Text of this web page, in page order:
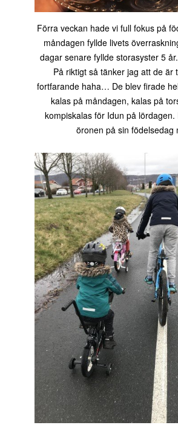
Förra veckan hade vi full fokus på
måndagen fyllde livets
dagar senare fyllde storasyster 5
På riktigt så tänker jag att de är
fortfarande haha… De blev firade
kalas på måndagen, kalas på
kompiskalas för Idun på lördagen.
öronen på sin födelsedag